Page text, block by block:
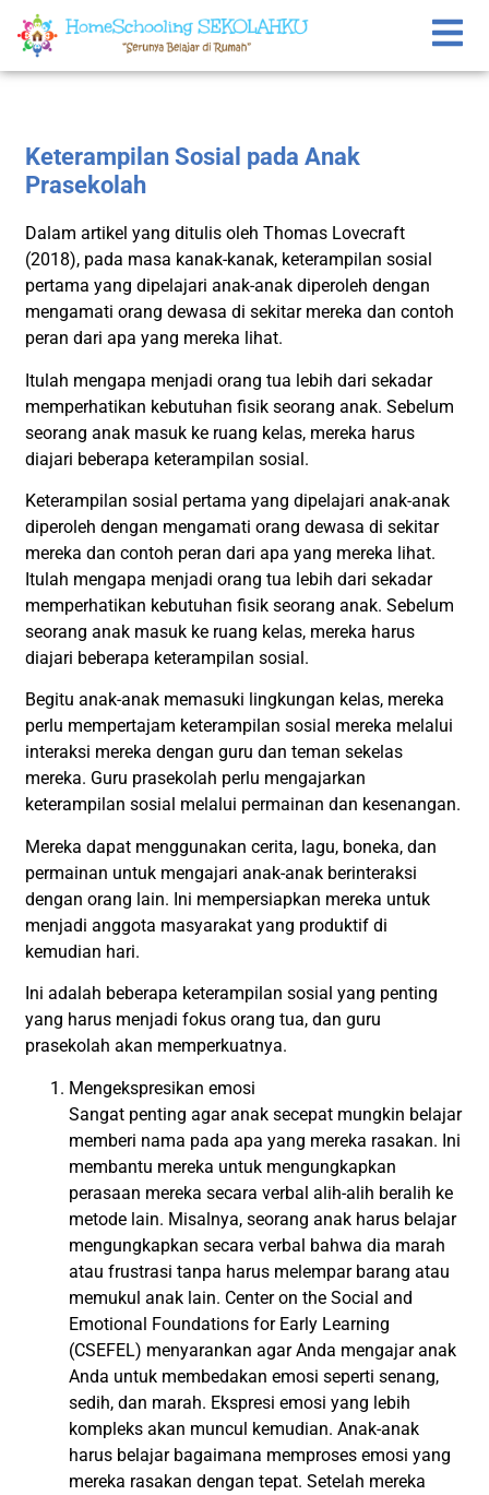
Keterampilan Sosial pada Anak
Prasekolah
Dalam artikel yang ditulis oleh Thomas Lovecraft
(2018), pada masa kanak-kanak, keterampilan sosial
pertama yang dipelajari anak-anak diperoleh dengan
mengamati orang dewasa di sekitar mereka dan contoh
peran dari apa yang mereka lihat.
Itulah mengapa menjadi orang tua lebih dari sekadar
memperhatikan kebutuhan fisik seorang anak. Sebelum
seorang anak masuk ke ruang kelas, mereka harus
diajari beberapa keterampilan sosial.
Keterampilan sosial pertama yang dipelajari anak-anak
diperoleh dengan mengamati orang dewasa di sekitar
mereka dan contoh peran dari apa yang mereka lihat.
Itulah mengapa menjadi orang tua lebih dari sekadar
memperhatikan kebutuhan fisik seorang anak. Sebelum
seorang anak masuk ke ruang kelas, mereka harus
diajari beberapa keterampilan sosial.
Begitu anak-anak memasuki lingkungan kelas, mereka
perlu mempertajam keterampilan sosial mereka melalui
interaksi mereka dengan guru dan teman sekelas
mereka. Guru prasekolah perlu mengajarkan
keterampilan sosial melalui permainan dan kesenangan.
Mereka dapat menggunakan cerita, lagu, boneka, dan
permainan untuk mengajari anak-anak berinteraksi
dengan orang lain. Ini mempersiapkan mereka untuk
menjadi anggota masyarakat yang produktif di
kemudian hari.
Ini adalah beberapa keterampilan sosial yang penting
yang harus menjadi fokus orang tua, dan guru
prasekolah akan memperkuatnya.
Mengekspresikan emosi
Sangat penting agar anak secepat mungkin belajar
memberi nama pada apa yang mereka rasakan. Ini
membantu mereka untuk mengungkapkan
perasaan mereka secara verbal alih-alih beralih ke
metode lain. Misalnya, seorang anak harus belajar
mengungkapkan secara verbal bahwa dia marah
atau frustrasi tanpa harus melempar barang atau
memukul anak lain. Center on the Social and
Emotional Foundations for Early Learning
(CSEFEL) menyarankan agar Anda mengajar anak
Anda untuk membedakan emosi seperti senang,
sedih, dan marah. Ekspresi emosi yang lebih
kompleks akan muncul kemudian. Anak-anak
harus belajar bagaimana memproses emosi yang
mereka rasakan dengan tepat. Setelah mereka